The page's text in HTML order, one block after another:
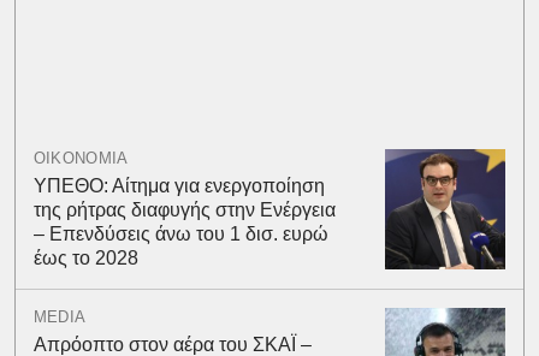
ΟΙΚΟΝΟΜΙΑ
ΥΠΕΘΟ: Αίτημα για ενεργοποίηση
της ρήτρας διαφυγής στην Ενέργεια
– Επενδύσεις άνω του 1 δισ. ευρώ
έως το 2028
MEDIA
Απρόοπτο στον αέρα του ΣΚΑΪ –